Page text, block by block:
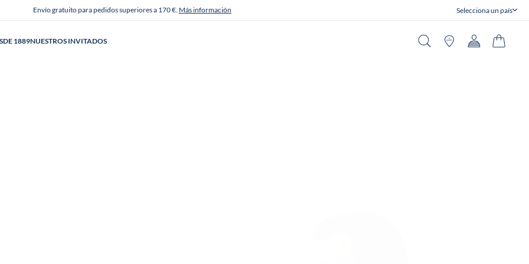
Envío gratuito para pedidos superiores a 170 €. Más información Selecciona un país
Cerrar
1889NUESTROS INVITADOS